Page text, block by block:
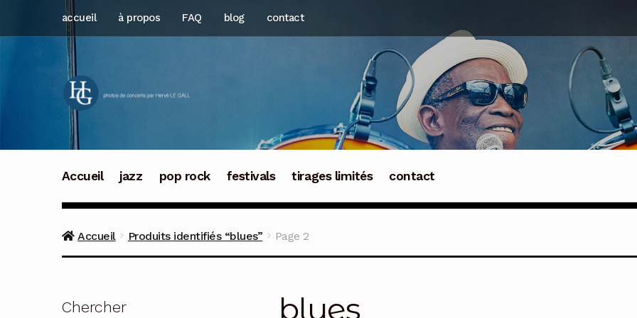
Aller
la
navigation
Aller
au
contenu
accueil à propos FAQ blog contact
Accueil jazz pop rock festivals tirages limités contact
Accueil Produits identifiés “blues” Page 2
blues
Chercher